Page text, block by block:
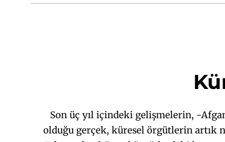
Son üç yıl içindeki gelişmelerin, -
olduğu gerçek, küresel örgütlerin artık